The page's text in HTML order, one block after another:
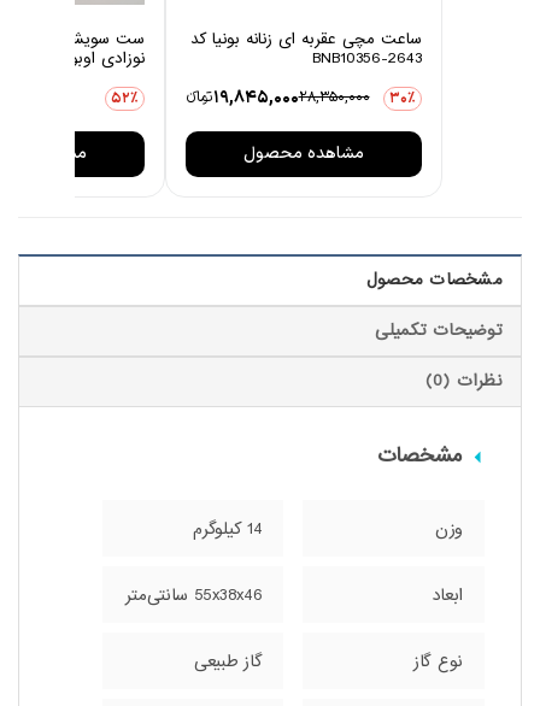
ساعت مچی عقربه ای زنانه بونیا کد
BNB10356-2643
30٪ 28,350,000
19,845,000تومانءء
مشاهده محصول
ست سویشرت و
نوزادی اوبوکو مدل
52٪
مشاهده
مشخصات محصول
توضیحات تکمیلی
نظرات (0)
مشخصات
وزن 14 کیلوگرم
ابعاد 55x38x46 سانتی‌متر
نوع گاز گاز طبیعی